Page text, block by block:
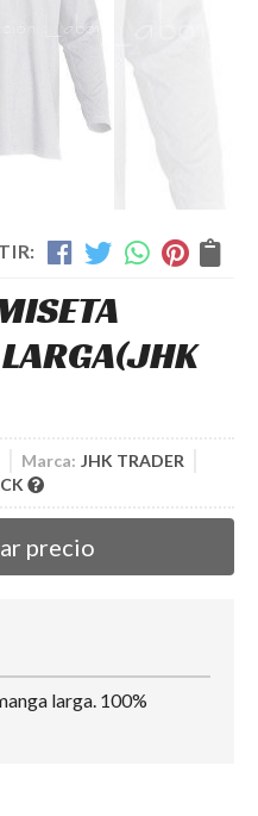
(JHK
Marca: JHK TRADER
precio
larga. 100%